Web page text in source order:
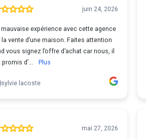
juin 24, 2026
mauvaise expérience avec cette agence
vente d’une maison. Faites attention
vous signez l’offre d’achat car nous, il
promis d’...
Plus
sylvie lacoste
mai 27, 2026